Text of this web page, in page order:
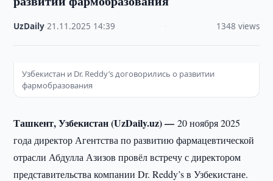
UzDaily ·21.11.2025 14:39 1348 views
Узбекистан и Dr. Reddy’s договорились о развитии
фармобразования
Ташкент, Узбекистан (UzDaily.uz) —20 ноября 2025
года директор Агентства по развитию фармацевтической
отрасли Абдулла Азизов провёл встречу с директором
представительства компании Dr. Reddy’s в Узбекистане.